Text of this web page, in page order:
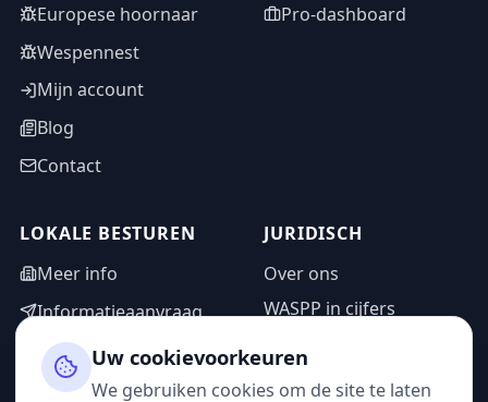
Europese hoornaar
Wespennest
Mijn account
Blog
Contact
Pro-dashboard
LOKALE BESTUREN
Meer info
Informatieaanvraag
Adminzone
JURIDISCH
Over ons
WASPP in cijfers
Privacybeleid
Uw cookievoorkeuren
We gebruiken cookies om de site te laten